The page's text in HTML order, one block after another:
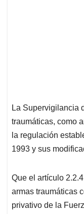
La Supervigilancia
traumáticas, como
la regulación
1993 y sus
Que el artículo
armas traumáticas
privativo de la